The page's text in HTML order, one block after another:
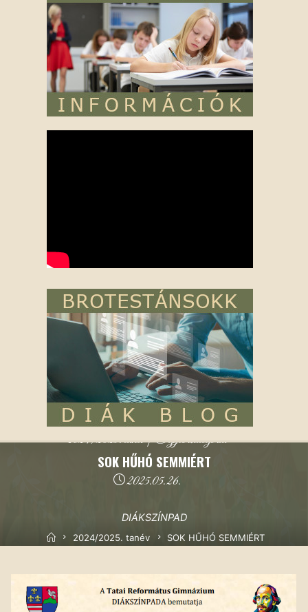
2024/2025. tanév|Egyéb kategória
SOK HŰHÓ SEMMIÉRT
2025.05.26.
DIÁKSZÍNPAD
Kezdőoldal
2024/2025. tanév SOK HŰHÓ SEMMIÉRT